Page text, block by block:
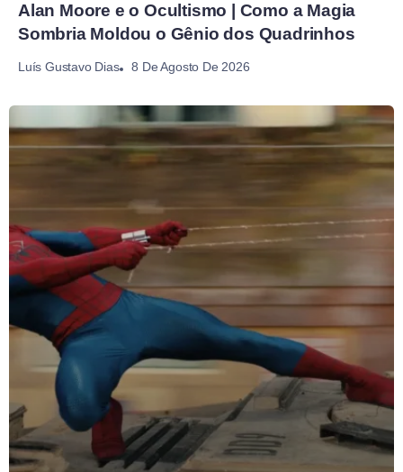
Alan Moore e o Ocultismo | Como a Magia
Sombria Moldou o Gênio dos Quadrinhos
Luís Gustavo Dias 8 De Agosto De 2026